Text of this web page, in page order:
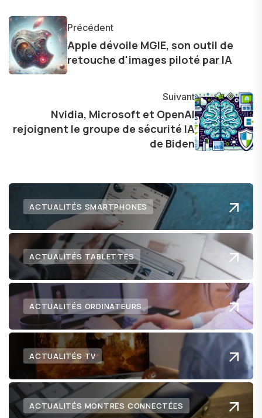
lumière les aspects pratiques de ces
innovations. Mon travail consiste également à
partager des réflexions sur l'impact de la
technologie sur notre vie quotidienne et à
Précédent
Apple dévoile MGIE, son outil de
retouche d'images piloté par IA
Suivant
Nvidia, Microsoft et OpenAI
rejoignent le groupe de sécurité IA
de Biden
ACTUALITÉS SMARTPHONES
ACTUALITÉS TABLETTES
ACTUALITÉS ORDINATEURS
ACTUALITÉS TV
ACTUALITÉS MONTRES CONNECTÉES